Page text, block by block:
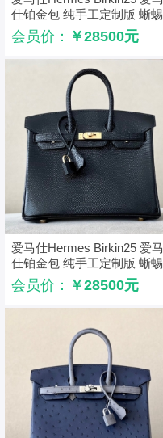
仕铂金包 纯手工定制版 蜥蜴
皮 桃红色
会员价： ￥28500元
爱马仕Hermes Birkin25 爱马
仕铂金包 纯手工定制版 蜥蜴
皮 黑色
会员价： ￥28500元